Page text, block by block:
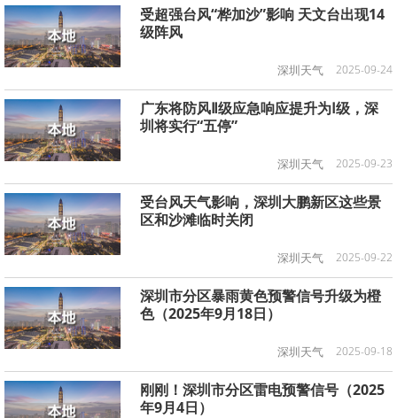
受超强台风“桦加沙”影响 天文台出现14
级阵风
深圳天气 2025-09-24
广东将防风Ⅱ级应急响应提升为Ⅰ级，深
圳将实行“五停”
深圳天气 2025-09-23
受台风天气影响，深圳大鹏新区这些景
区和沙滩临时关闭
深圳天气 2025-09-22
深圳市分区暴雨黄色预警信号升级为橙
色（2025年9月18日）
深圳天气 2025-09-18
刚刚！深圳市分区雷电预警信号（2025
年9月4日）